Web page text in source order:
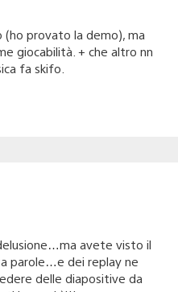
provato la demo), ma
giocabilità. + che altro nn
fa skifo.
avete visto il
parole…e dei replay ne
delle diapositive da